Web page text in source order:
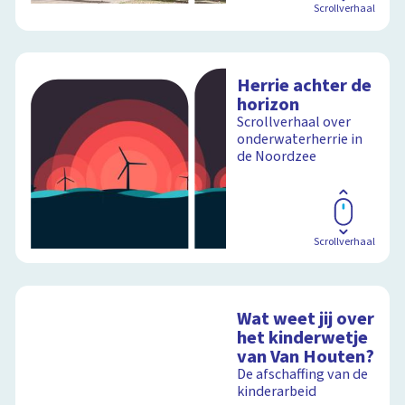
Scrollverhaal
Herrie achter de
horizon
Scrollverhaal over
onderwaterherrie in
de Noordzee
Scrollverhaal
Wat weet jij over
het kinderwetje
van Van Houten?
De afschaffing van de
kinderarbeid